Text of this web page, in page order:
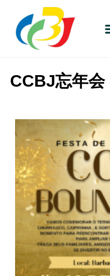
CCBJ忘年会